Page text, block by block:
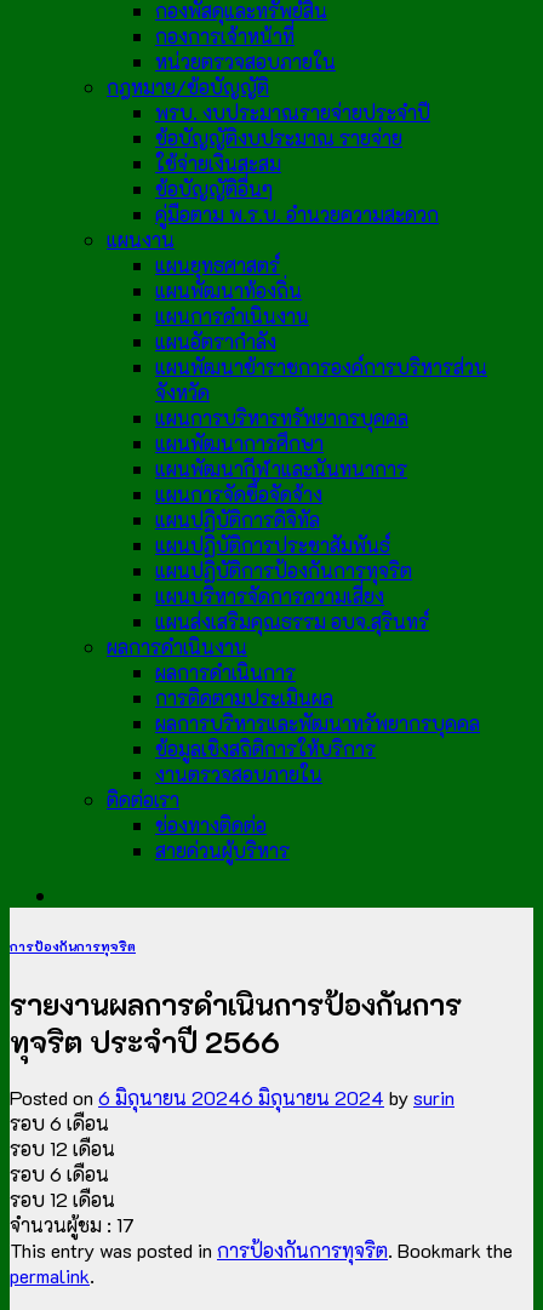
กองพัสดุและทรัพย์สิน
กองการเจ้าหน้าที่
หน่วยตรวจสอบภายใน
กฎหมาย/ข้อบัญญัติ
พรบ. งบประมาณรายจ่ายประจำปี
ข้อบัญญัติงบประมาณ รายจ่าย
ใช้จ่ายเงินสะสม
ข้อบัญญัติอื่นๆ
คู่มือตาม พ.ร.บ. อำนวยความสะดวก
แผนงาน
แผนยุทธศาสตร์
แผนพัฒนาท้องถิ่น
แผนการดำเนินงาน
แผนอัตรากำลัง
แผนพัฒนาข้าราชการองค์การบริหารส่วน
จังหวัด
แผนการบริหารทรัพยากรบุคคล
แผนพัฒนาการศึกษา
แผนพัฒนากีฬาและนันทนาการ
แผนการจัดซื้อจัดจ้าง
แผนปฏิบัติการดิจิทัล
แผนปฏิบัติการประชาสัมพันธ์
แผนปฏิบัติการป้องกันการทุจริต
แผนบริหารจัดการความเสี่ยง
แผนส่งเสริมคุณธรรม อบจ.สุรินทร์
ผลการดำเนินงาน
ผลการดำเนินการ
การติดตามประเมินผล
ผลการบริหารและพัฒนาทรัพยากรบุคคล
ข้อมูลเชิงสถิติการให้บริการ
งานตรวจสอบภายใน
ติดต่อเรา
ช่องทางติดต่อ
สายด่วนผู้บริหาร
การป้องกันการทุจริต
รายงานผลการดำเนินการป้องกันการ
ทุจริต ประจำปี 2566
Posted on 6 มิถุนายน 20246 มิถุนายน 2024 bysurin
รอบ 6 เดือน
รอบ 12 เดือน
รอบ 6 เดือน
รอบ 12 เดือน
จำนวนผู้ชม : 17
This entry was posted in การป้องกันการทุจริต. Bookmark the
permalink.